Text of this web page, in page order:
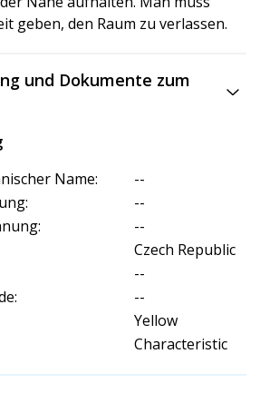
geben, den Raum zu verlassen.
und Dokumente zum
Name:
--
--
--
Czech Republic
--
--
Yellow
Characteristic